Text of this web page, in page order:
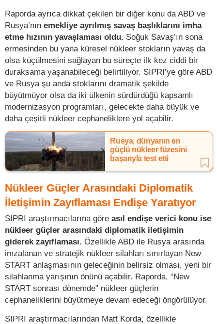
Raporda ayrıca dikkat çekilen bir diğer konu da ABD ve
Rusya’nın emekliye ayrılmış savaş başlıklarını imha
etme hızının yavaşlaması oldu. Soğuk Savaş’ın sona
ermesinden bu yana küresel nükleer stokların yavaş da
olsa küçülmesini sağlayan bu süreçte ilk kez ciddi bir
duraksama yaşanabileceği belirtiliyor. SIPRI’ye göre ABD
ve Rusya şu anda stoklarını dramatik şekilde
büyütmüyor olsa da iki ülkenin sürdürdüğü kapsamlı
modernizasyon programları, gelecekte daha büyük ve
daha çeşitli nükleer cephaneliklere yol açabilir.
Rusya, dünyanın en
güçlü nükleer füzesini
başarıyla test etti
Nükleer Güçler Arasındaki Diplomatik
İletişimin Zayıflaması Endişe Yaratıyor
SIPRI araştırmacılarına göre asıl endişe verici konu ise
nükleer güçler arasındaki diplomatik iletişimin
giderek zayıflaması. Özellikle ABD ile Rusya arasında
imzalanan ve stratejik nükleer silahları sınırlayan New
START anlaşmasının geleceğinin belirsiz olması, yeni bir
silahlanma yarışının önünü açabilir. Raporda, “New
START sonrası dönemde” nükleer güçlerin
cephaneliklerini büyütmeye devam edeceği öngörülüyor.
SIPRI araştırmacılarından Matt Korda, özellikle